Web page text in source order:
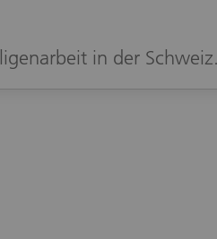
in der Schweiz.